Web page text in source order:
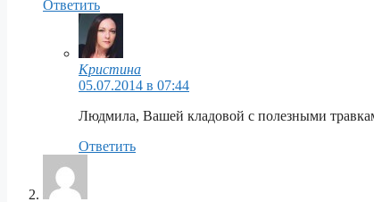
Ответить
Кристина
05.07.2014 в 07:44
Людмила, Вашей кладовой с полезными
Ответить